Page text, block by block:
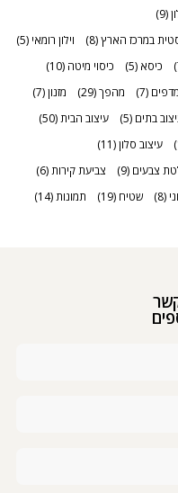
(9)
במרכז הארץ(8) וילון רומאי (5)
כיסא (5) כיסוי מיטה (10)
מדפים (7) מהפך(29) מזנון(7)
בתים (5) עיצוב הבית(50)
עיצוב סלון(11)
צבעים (9) צביעת קירות(6)
(8) שטיח (19) תמונות(14)